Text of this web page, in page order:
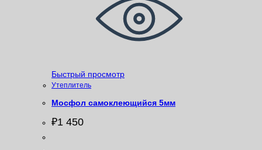
Быстрый просмотр
Утеплитель
Мосфол самоклеющийся 5мм
₽1 450